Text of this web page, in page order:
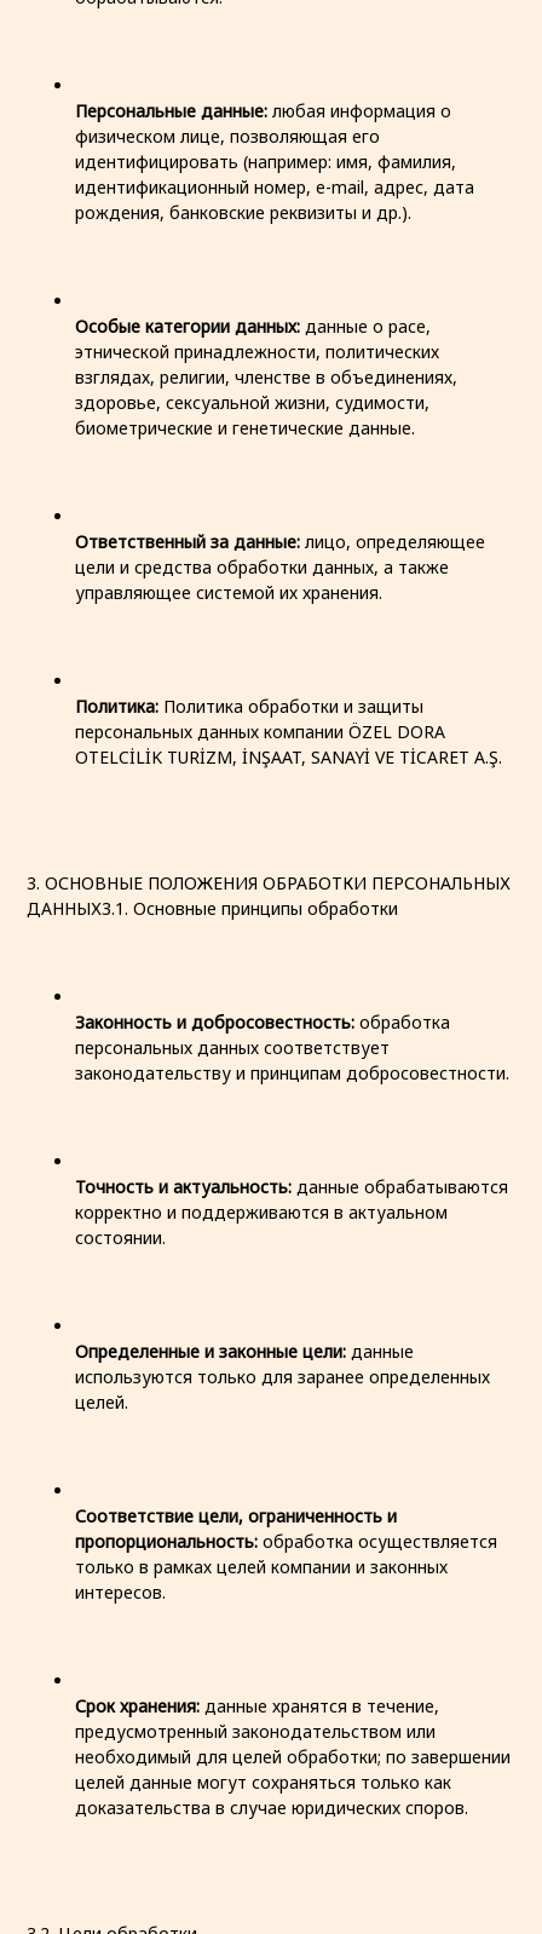
Персональные данные: любая информация о
физическом лице, позволяющая его
идентифицировать (например: имя, фамилия,
идентификационный номер, e-mail, адрес, дата
рождения, банковские реквизиты и др.).
Особые категории данных: данные о расе,
этнической принадлежности, политических
взглядах, религии, членстве в объединениях,
здоровье, сексуальной жизни, судимости,
биометрические и генетические данные.
Ответственный за данные: лицо, определяющее
цели и средства обработки данных, а также
управляющее системой их хранения.
Политика: Политика обработки и защиты
персональных данных компании ÖZEL DORA
OTELCİLİK TURİZM, İNŞAAT, SANAYİ VE TİCARET A.Ş.
3. ОСНОВНЫЕ ПОЛОЖЕНИЯ ОБРАБОТКИ ПЕРСОНАЛЬНЫХ
ДАННЫХ3.1. Основные принципы обработки
Законность и добросовестность: обработка
персональных данных соответствует
законодательству и принципам добросовестности.
Точность и актуальность: данные обрабатываются
корректно и поддерживаются в актуальном
состоянии.
Определенные и законные цели: данные
используются только для заранее определенных
целей.
Соответствие цели, ограниченность и
пропорциональность: обработка осуществляется
только в рамках целей компании и законных
интересов.
Срок хранения: данные хранятся в течение,
предусмотренный законодательством или
необходимый для целей обработки; по завершении
целей данные могут сохраняться только как
доказательства в случае юридических споров.